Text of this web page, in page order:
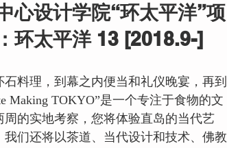
心设计学院“环太平洋”项
环太平洋 13 [2018.9-]
料理，到幕之内便当和礼仪晚宴，再到
Making TOKYO”是一个专注于食物的文
的实地考察，您将体验直岛的当代艺
们还将以茶道、当代设计和技术、佛教